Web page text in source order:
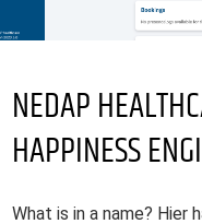
NEDAP
HAPPINESS
What is in a name? Hier